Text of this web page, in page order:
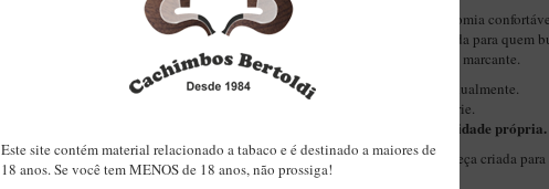
Seu formato curvo
oferece ergonomia
visual clássica. É uma peça pensada para quem
presença, equilíbrio e acabamento marcante.
Cada unidade é produzida individualmente.
Sem moldes. Sem produção em série.
Você recebe uma peça com identidade própria.
Mais do que um cachimbo, uma peça criada
histórias e tradições.
Este site contém material relacionado a tabaco e é destinado a maiores de
18 anos. Se você tem MENOS de 18 anos, não prossiga!